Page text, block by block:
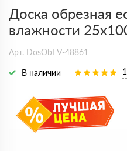
Доска обрезная
влажности
Арт. DosObEV-48861
В наличии